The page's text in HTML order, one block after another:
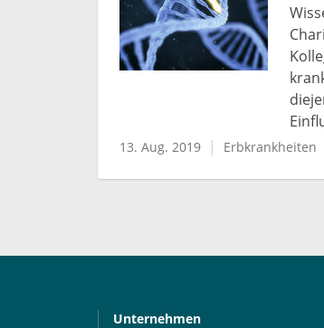
13. Aug. 2019 Erbkrankheiten
Unternehmen